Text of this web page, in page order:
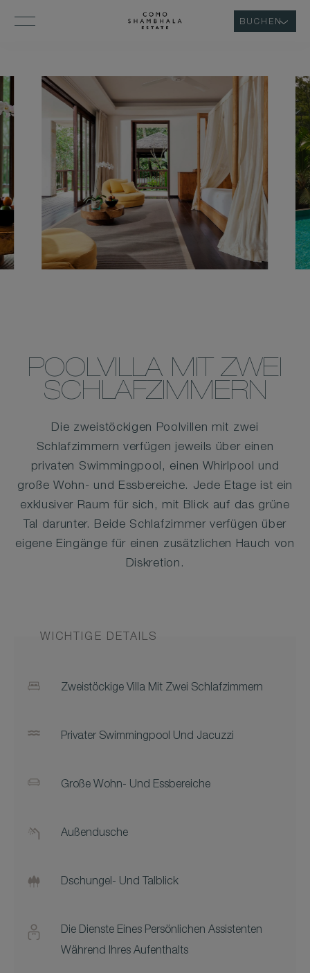
BUCHEN
POOLVILLA MIT ZWEI
SCHLAFZIMMERN
Die zweistöckigen Poolvillen mit zwei
Schlafzimmern verfügen jeweils über einen
privaten Swimmingpool, einen Whirlpool und
große Wohn- und Essbereiche. Jede Etage ist ein
exklusiver Raum für sich, mit Blick auf das grüne
Tal darunter. Beide Schlafzimmer verfügen über
eigene Eingänge für einen zusätzlichen Hauch von
Diskretion.
WICHTIGE DETAILS
Zweistöckige Villa Mit Zwei Schlafzimmern
Privater Swimmingpool Und Jacuzzi
Große Wohn- Und Essbereiche
Außendusche
Dschungel- Und Talblick
Die Dienste Eines Persönlichen Assistenten
Während Ihres Aufenthalts